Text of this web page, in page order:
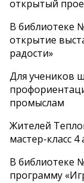
открытый
В библиотеке
открытие
радости»
Для учеников
промыслам
Жителей
мастер-класс 4
В библиотеке
программу